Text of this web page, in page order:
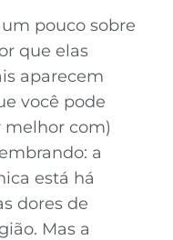
pouco sobre
que elas
aparecem
você pode
melhor com)
a
está há
dores de
Mas a